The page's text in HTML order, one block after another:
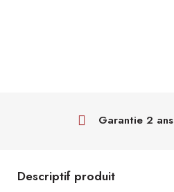
Garantie 2 ans
Descriptif produit